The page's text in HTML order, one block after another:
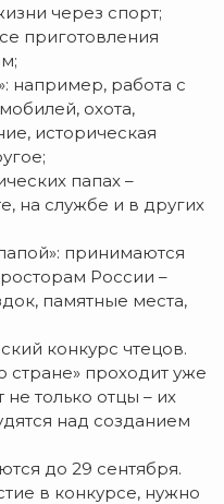
через спорт;
приготовления
например, работа с
охота,
историческая
папах –
на службе и в других
принимаются
России –
памятные места,
конкурс чтецов.
проходит уже
только отцы – их
над созданием
до 29 сентября.
в конкурсе, нужно